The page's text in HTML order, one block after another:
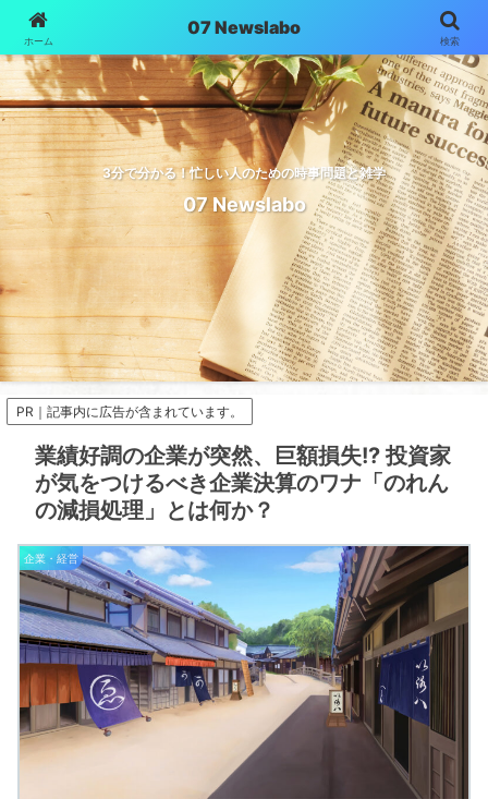
3分で分かる！忙しい人のための時事問題と雑学
07 Newslabo
PR｜記事内に広告が含まれています。
業績好調の企業が突然、巨額損失!? 投資家
が気をつけるべき企業決算のワナ「のれん
の減損処理」とは何か？
企業・経営
ホーム
07 Newslabo
検索